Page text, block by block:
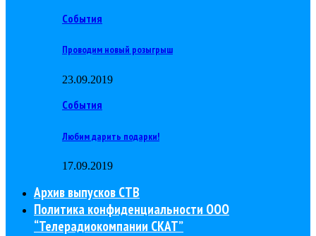
События
Проводим новый розыгрыш
23.09.2019
События
Любим дарить подарки!
17.09.2019
Архив выпусков СТВ
Политика конфиденциальности ООО
“Телерадиокомпании СКАТ”